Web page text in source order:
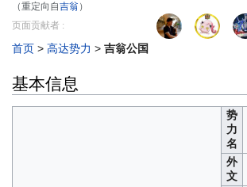
（重定向自吉翁 ）
跳
导
跳
搜
页面贡献者 :
首页 > 高达势力 > 吉翁公国
基本信息
势
力
名
外
文